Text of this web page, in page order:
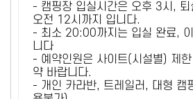
- 캠핑장 입실시간은 오후 3시, 퇴
오전 12시까지 입니다.
- 최소 20:00까지는 입실 완료,
니다
- 예약인원은 사이트(시설별) 제
약 바랍니다.
- 개인 카라반, 트레일러, 대형 캠